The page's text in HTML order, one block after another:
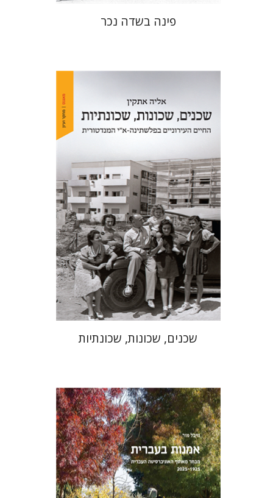
פינה בשדה נכר
אליה אתקין
הנחת אתר ספר מודפס
$46
$41
שכנים, שכונות, שכונתיות
מיכל מור